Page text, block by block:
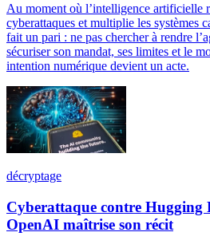
Au moment où l’intelligence artificielle
cyberattaques et multiplie les systèmes
fait un pari : ne pas chercher à rendre
sécuriser son mandat, ses limites et le
intention numérique devient un acte.
décryptage
Cyberattaque contre Hugging
OpenAI maîtrise son récit